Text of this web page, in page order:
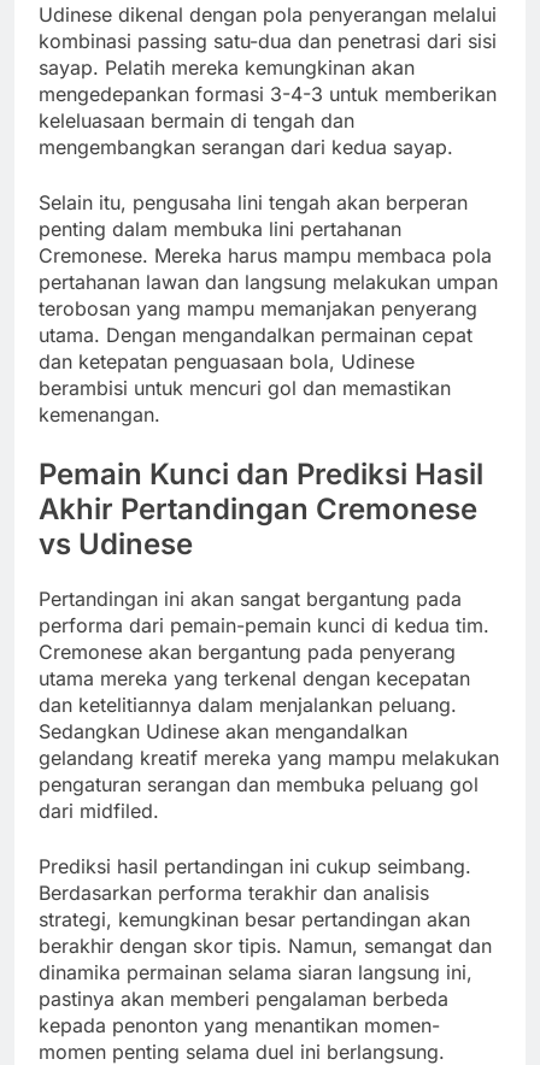
Udinese dikenal dengan pola penyerangan melalui
kombinasi passing satu-dua dan penetrasi dari sisi
sayap. Pelatih mereka kemungkinan akan
mengedepankan formasi 3-4-3 untuk memberikan
keleluasaan bermain di tengah dan
mengembangkan serangan dari kedua sayap.
Selain itu, pengusaha lini tengah akan berperan
penting dalam membuka lini pertahanan
Cremonese. Mereka harus mampu membaca pola
pertahanan lawan dan langsung melakukan umpan
terobosan yang mampu memanjakan penyerang
utama. Dengan mengandalkan permainan cepat
dan ketepatan penguasaan bola, Udinese
berambisi untuk mencuri gol dan memastikan
kemenangan.
Pemain Kunci dan Prediksi Hasil
Akhir Pertandingan Cremonese
vs Udinese
Pertandingan ini akan sangat bergantung pada
performa dari pemain-pemain kunci di kedua tim.
Cremonese akan bergantung pada penyerang
utama mereka yang terkenal dengan kecepatan
dan ketelitiannya dalam menjalankan peluang.
Sedangkan Udinese akan mengandalkan
gelandang kreatif mereka yang mampu melakukan
pengaturan serangan dan membuka peluang gol
dari midfiled.
Prediksi hasil pertandingan ini cukup seimbang.
Berdasarkan performa terakhir dan analisis
strategi, kemungkinan besar pertandingan akan
berakhir dengan skor tipis. Namun, semangat dan
dinamika permainan selama siaran langsung ini,
pastinya akan memberi pengalaman berbeda
kepada penonton yang menantikan momen-
momen penting selama duel ini berlangsung.